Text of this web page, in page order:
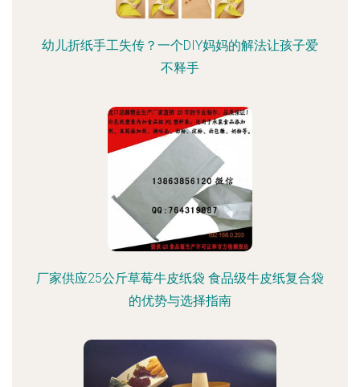
幼儿折纸手工失传？一个DIY妈妈的解法让孩子爱
不释手
厂家供应25公斤草莓牛皮纸袋 食品级牛皮纸复合袋
的优势与选择指南